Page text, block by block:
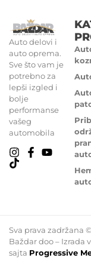
Auto delovi i
auto oprema.
Sve što vam je
potrebno za
lepši izgled i
bolje
performanse
vašeg
automobila
Sva prava zadržana
Baždar doo – Izrada
sajta Progressive